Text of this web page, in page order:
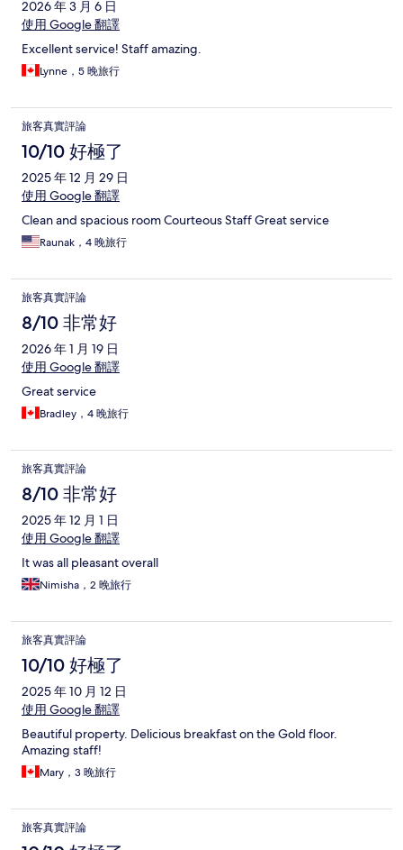
2026 年 3 月 6 日
使用 Google 翻譯
Excellent service! Staff amazing.
Lynne，5 晚旅行
旅客真實評論
10/10 好極了
2025 年 12 月 29 日
使用 Google 翻譯
Clean and spacious room Courteous Staff Great service
Raunak，4 晚旅行
旅客真實評論
8/10 非常好
2026 年 1 月 19 日
使用 Google 翻譯
Great service
Bradley，4 晚旅行
旅客真實評論
8/10 非常好
2025 年 12 月 1 日
使用 Google 翻譯
It was all pleasant overall
Nimisha，2 晚旅行
旅客真實評論
10/10 好極了
2025 年 10 月 12 日
使用 Google 翻譯
Beautiful property. Delicious breakfast on the Gold floor.
Amazing staff!
Mary，3 晚旅行
旅客真實評論